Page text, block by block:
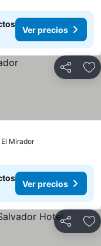
Ver precios
Compartir
MiradorVer precios
Ver precios
Compartir